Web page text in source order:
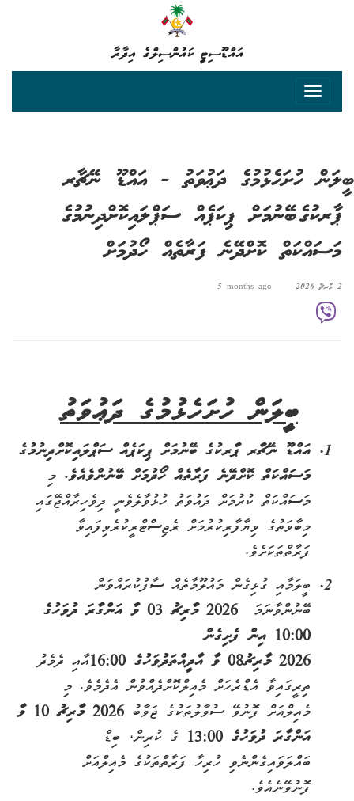
އައްޑޫސިޓީ ކައުންސިލްގެ އިދާރާ
ބީލަން ހުށަހެޅުމުގެ ދަޢުވަތު - އައްޑޫ ނޭޗާރ
ޕާރކުގެ ބޭނުމަށް ޕިކަޕެއް ސަޕްލައިކޮށްދިނުމުގެ
މަސައްކަތް ކޮށްދޭނެ ފަރާތެއް ހޯދުމަށް
2 މާރޗް 2026 5 months ago
ބީލަން ހުށަހެޅުމުގެ ދަޢުވަތު
އައްޑޫ ނޭޗާރ ޕާރކުގެ ބޭނުމަށް ޕިކަޕެއް ސަޕްލައިކޮށްދިނުމުގެ
މަސައްކަތް ކޮށްދޭނެ ފަރާތެއް ހޯދުމަށް ބޭނުންވެއެވެ. މި
މަސައްކަތް ކުރުމަށް ދައުވަތު ހުޅުވާލެވެނީ ދިވެހިރާއްޖޭގައި
މިބާވަތުގެ ވިޔާފާރިކުރުމަށް ރެޖިސްޓްރީކުރެވިފައިވާ
ފަރާތްތަކަށެވެ.
ބީލަމާއި ގުޅިގެން މައުލޫމާތެއް ސާފުކުރައްވަން
ބޭނުންވާނަމަ
މާރިޗު
03 ވާ އަންގާރަ ދުވަހުގެ
10:00 އިން ފެށިގެން
2026 މާރިޗު08 ވާއާދީއްތަދުވަހުގެ 16:00އާއި ދެމެދު
ތިރީގައިވާ އެޑްރެހަށް މެއިލްކޮށްދެއްވުން އެދެމެވެ. މި
މެއިލްއަށް ފޮނުވޭ ސުވާލުތަކުގެ ޖަވާބު
2026 މާރިޗު 10 ވާ
އަންގާރަ ދުވަހުގެ 13:00
ގެ ކުރިން، ބިޑް
ބައްލަވައިގެންނެވި ހުރިހާ ފަރާތްތަކުގެ މެއިލްއަށް
ފޮނުވޭނެއެވެ.